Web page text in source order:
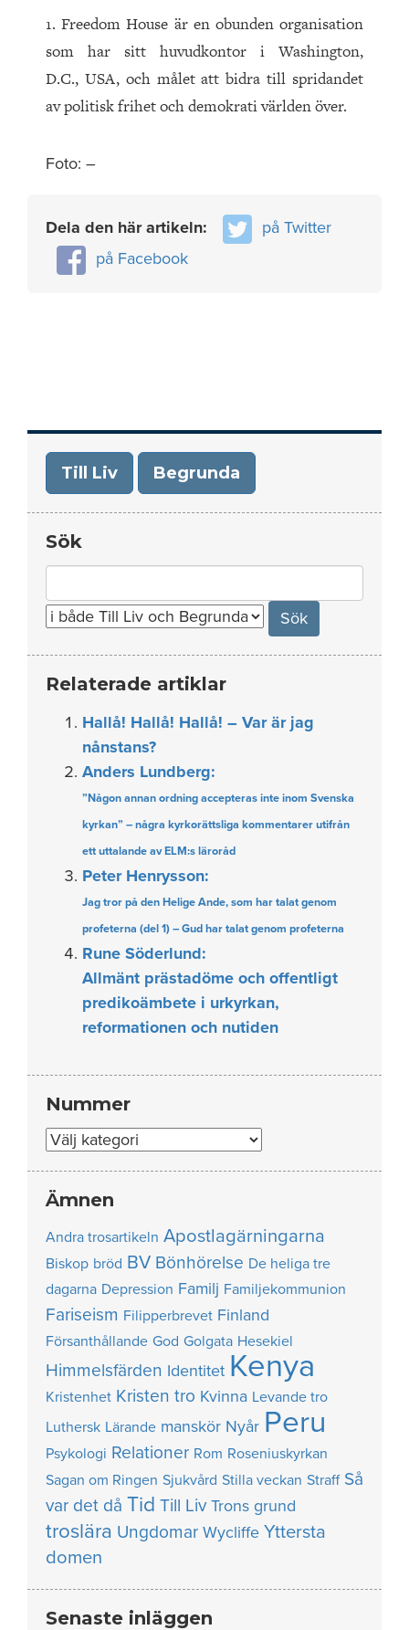
1. Freedom House är en obunden organisation
som har sitt huvudkontor i Washington,
D.C., USA, och målet att bidra till spridandet
av politisk frihet och demokrati världen över.
Foto: –
Dela den här artikeln:
på Twitter
på Facebook
Till Liv Begrunda
Sök
for:
Relaterade artiklar
Hallå! Hallå! Hallå! – Var är jag
nånstans?
Anders Lundberg:
”Någon annan ordning accepteras inte inom Svenska
kyrkan” – några kyrkorättsliga kommentarer utifrån
ett uttalande av ELM:s läroråd
Peter Henrysson:
Jag tror på den Helige Ande, som har talat genom
profeterna (del 1) – Gud har talat genom profeterna
Rune Söderlund:
Allmänt prästadöme och offentligt
predikoämbete i urkyrkan,
reformationen och nutiden
Nummer
Nummer
Ämnen
Andra trosartikeln Apostlagärningarna
Biskop bröd BV Bönhörelse De heliga tre
dagarna Depression Familj Familjekommunion
Fariseism Filipperbrevet Finland
Försanthållande God Golgata Hesekiel
Himmelsfärden Identitet Kenya
Kristenhet Kristen tro Kvinna Levande tro
Luthersk Lärande manskör Nyår Peru
Psykologi Relationer Rom Roseniuskyrkan
Sagan om Ringen Sjukvård Stilla veckan Straff Så
var det då Tid Till Liv Trons grund
troslära Ungdomar Wycliffe Yttersta
domen
Senaste inläggen